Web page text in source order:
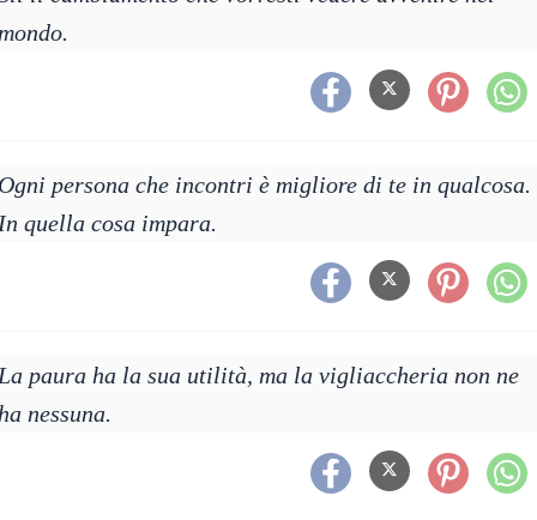
persona che incontri è migliore di te in qualcosa.
quella cosa impara.
paura ha la sua utilità, ma la vigliaccheria non ne
nessuna.